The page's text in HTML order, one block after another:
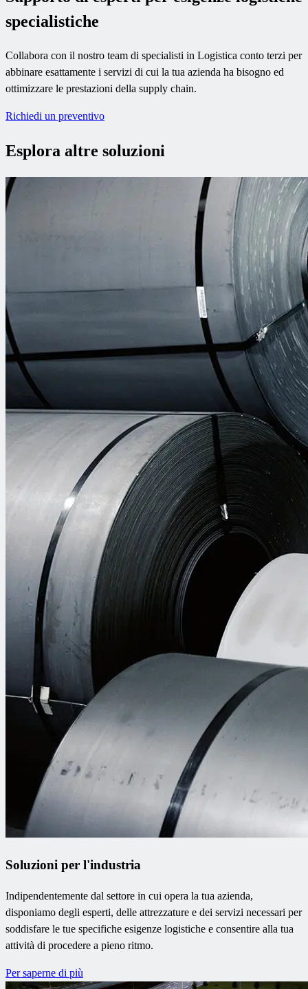
specialistiche
Collabora con il nostro team di specialisti in Logistica conto terzi per
abbinare esattamente i servizi di cui la tua azienda ha bisogno ed
ottimizzare le prestazioni della supply chain.
Richiedi un preventivo
Esplora altre soluzioni
Soluzioni per l'industria
Indipendentemente dal settore in cui opera la tua azienda,
disponiamo degli esperti, delle attrezzature e dei servizi necessari per
soddisfare le tue specifiche esigenze logistiche e consentire alla tua
attività di procedere a pieno ritmo.
Per saperne di più